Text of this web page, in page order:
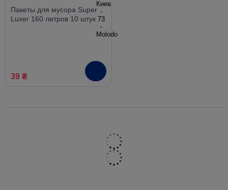
Пакеты для мусора Super
Luxer 160 литров 10 штук
39 ₴